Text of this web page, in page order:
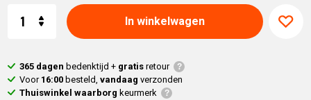
In winkelwagen
365 dagen bedenktijd + gratisretour
Voor 16:00 besteld,vandaag verzonden
Thuiswinkel waarborg keurmerk